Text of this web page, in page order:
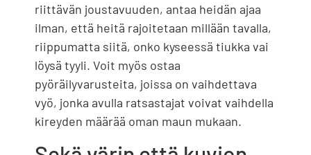
riittävän joustavuuden, antaa heidän ajaa
ilman, että heitä rajoitetaan millään tavalla,
riippumatta siitä, onko kyseessä tiukka vai
löysä tyyli. Voit myös ostaa
pyöräilyvarusteita, joissa on vaihdettava
vyö, jonka avulla ratsastajat voivat vaihdella
kireyden määrää oman maun mukaan.